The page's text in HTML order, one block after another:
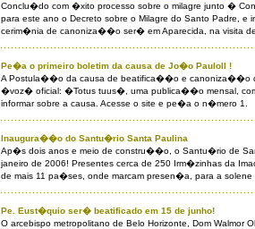
Conclu�do com �xito processo sobre o milagre junto �
para este ano o Decreto sobre o Milagre do Santo Padre, e
cerim�nia de canoniza��o ser� em Aparecida, na visita
Pe�a o primeiro boletim da causa de Jo�o PauloII !
A Postula��o da causa de beatifica��o e canoniza��o
�voz� oficial: �Totus tuus�, uma publica��o mensal,
informar sobre a causa. Acesse o site e pe�a o n�mero 1.
Inaugura��o do Santu�rio Santa Paulina
Ap�s dois anos e meio de constru��o, o Santu�rio de
janeiro de 2006! Presentes cerca de 250 Irm�zinhas da
de mais 11 pa�ses, onde marcam presen�a, para a
Pe. Eust�quio ser� beatificado em 15 de junho!
O arcebispo metropolitano de Belo Horizonte, Dom Walmor